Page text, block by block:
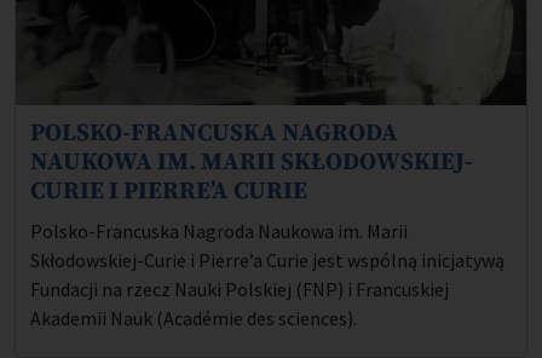
POLSKO-FRANCUSKA NAGRODA
NAUKOWA IM. MARII SKŁODOWSKIEJ-
CURIE I PIERRE’A CURIE
Opis projektu:
Polsko-Francuska Nagroda Naukowa im. Marii
Skłodowskiej-Curie i Pierre’a Curie jest wspólną inicjatywą
Fundacji na rzecz Nauki Polskiej (FNP) i Francuskiej
Akademii Nauk (Académie des sciences).